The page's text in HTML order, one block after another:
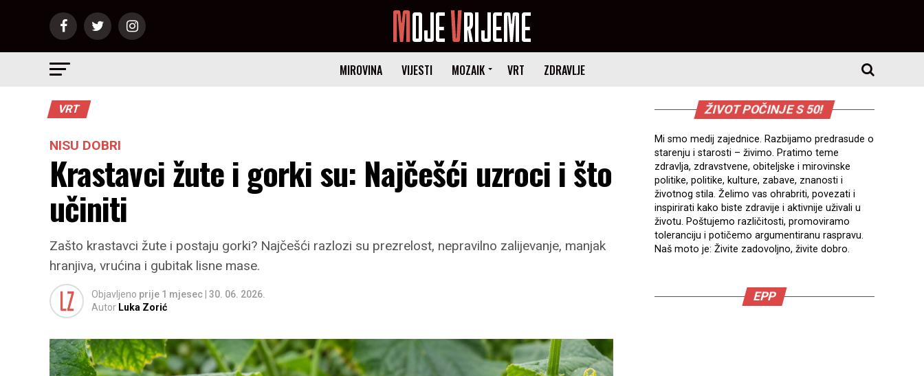
MIROVINA VIJESTI MOZAIK VRT ZDRAVLJE
VRT
NISU DOBRI
Krastavci žute i gorki su: Najčešći uzroci i što
učiniti
Zašto krastavci žute i postaju gorki? Najčešći razlozi su prezrelost, nepravilno zalijevanje, manjak
hranjiva, vrućina i gubitak lisne mase.
Objavljeno prije 1 mjesec 30. 06. 2026.
Autor Luka Zorić
ŽIVOT POČINJE S 50!
Mi smo medij zajednice. Razbijamo predrasude o
starenju i starosti – živimo. Pratimo teme
zdravlja, zdravstvene, obiteljske i mirovinske
politike, politike, kulture, zabave, znanosti i
životnog stila. Želimo vas ohrabriti, povezati i
inspirirati kako biste zdravije i aktivnije uživali u
životu. Poštujemo različitosti, promoviramo
toleranciju i potičemo argumentiranu raspravu.
Naš moto je: Živite zadovoljno, živite dobro.
EPP